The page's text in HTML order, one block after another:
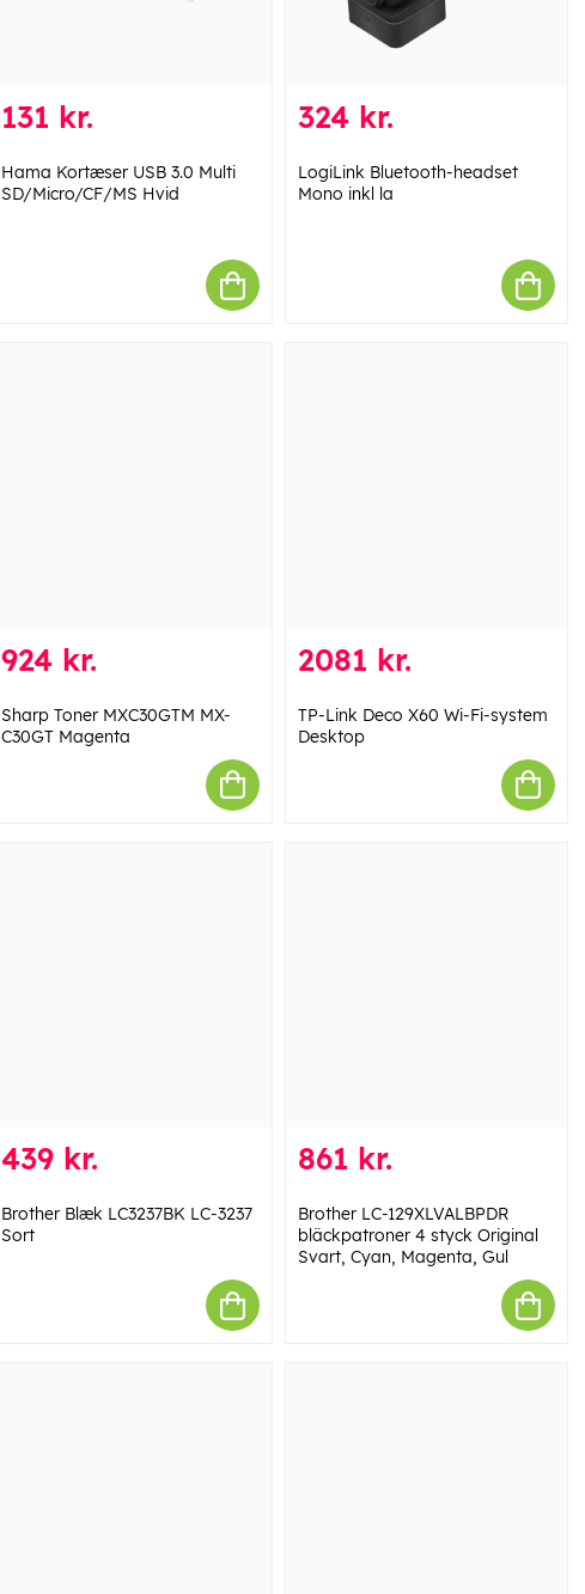
131 kr.
Hama Kortæser USB 3.0 Multi
SD/Micro/CF/MS Hvid
324 kr.
LogiLink Bluetooth-headset
Mono inkl la
924 kr.
Sharp Toner MXC30GTM MX-
C30GT Magenta
2081 kr.
TP-Link Deco X60 Wi-Fi-system
Desktop
439 kr.
Brother Blæk LC3237BK LC-3237
Sort
861 kr.
Brother LC-129XLVALBPDR
bläckpatroner 4 styck Original
Svart, Cyan, Magenta, Gul